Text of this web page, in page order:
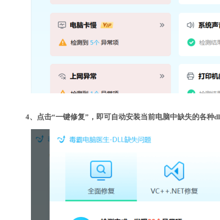
4、点击“一键修复”，即可自动安装当前电脑中缺失的各种